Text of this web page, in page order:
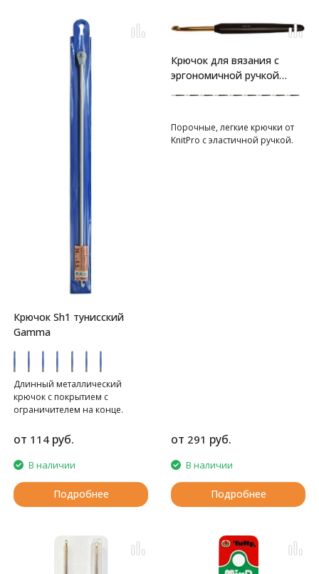
Крючок Sh1 тунисский
Gamma
Длинный металлический
крючок с покрытием с
ограничителем на конце.
от 114 руб.
В наличии
Подробнее
Крючок для вязания с
эргономичной ручкой
Порочные, легкие крючки от
KnitPro c эластичной ручкой.
от 291 руб.
В наличии
Подробнее